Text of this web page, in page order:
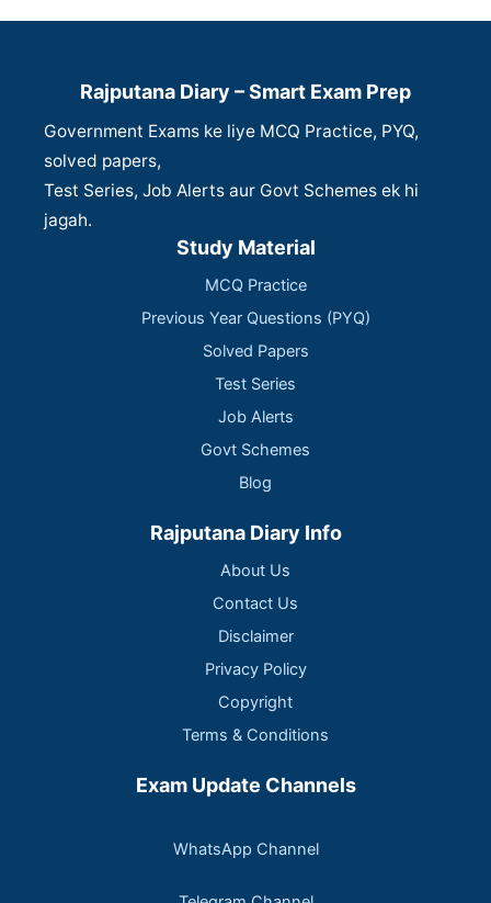
Rajputana Diary – Smart Exam Prep
Government Exams ke liye MCQ Practice, PYQ,
solved papers,
Test Series, Job Alerts aur Govt Schemes ek hi
jagah.
Study Material
MCQ Practice
Previous Year Questions (PYQ)
Solved Papers
Test Series
Job Alerts
Govt Schemes
Blog
Rajputana Diary Info
About Us
Contact Us
Disclaimer
Privacy Policy
Copyright
Terms & Conditions
Exam Update Channels
WhatsApp Channel